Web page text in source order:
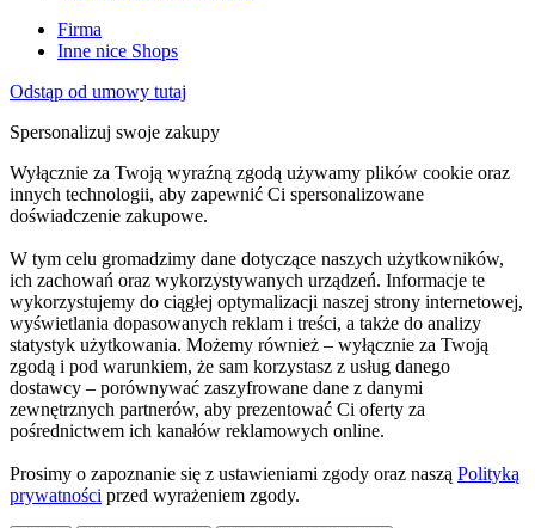
Firma
Inne nice Shops
Odstąp od umowy tutaj
Spersonalizuj swoje zakupy
Wyłącznie za Twoją wyraźną zgodą używamy plików cookie oraz
innych technologii, aby zapewnić Ci spersonalizowane
doświadczenie zakupowe.
W tym celu gromadzimy dane dotyczące naszych użytkowników,
ich zachowań oraz wykorzystywanych urządzeń. Informacje te
wykorzystujemy do ciągłej optymalizacji naszej strony internetowej,
wyświetlania dopasowanych reklam i treści, a także do analizy
statystyk użytkowania. Możemy również – wyłącznie za Twoją
zgodą i pod warunkiem, że sam korzystasz z usług danego
dostawcy – porównywać zaszyfrowane dane z danymi
zewnętrznych partnerów, aby prezentować Ci oferty za
pośrednictwem ich kanałów reklamowych online.
Prosimy o zapoznanie się z ustawieniami zgody oraz naszą Polityką
prywatności przed wyrażeniem zgody.